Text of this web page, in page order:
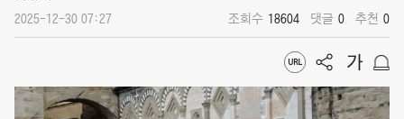
2025-12-30 07:27 조회수 18604 댓글 0 추천 0